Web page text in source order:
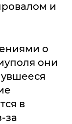
и
о
они
в
за